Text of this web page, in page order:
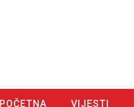
POČETNA VIJESTI